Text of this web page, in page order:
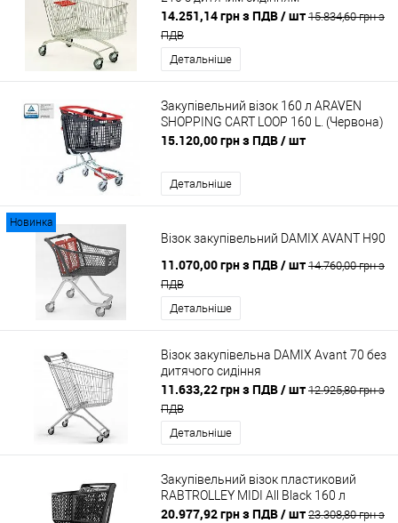
14.251,14 грн з ПДВ/ шт 15.834,60 грн з
ПДВ
Детальніше
Закупівельний візок 160 л ARAVEN
SHOPPING CART LOOP 160 L. (Червона)
15.120,00 грн з ПДВ/ шт
Детальніше
Новинка
Візок закупівельний DAMIX AVANT H90
11.070,00 грн з ПДВ/ шт 14.760,00 грн з
ПДВ
Детальніше
Візок закупівельна DAMIX Avant 70 без
дитячого сидіння
11.633,22 грн з ПДВ/ шт 12.925,80 грн з
ПДВ
Детальніше
Закупівельний візок пластиковий
RABTROLLEY MIDI All Black 160 л
20.977,92 грн з ПДВ/ шт 23.308,80 грн з